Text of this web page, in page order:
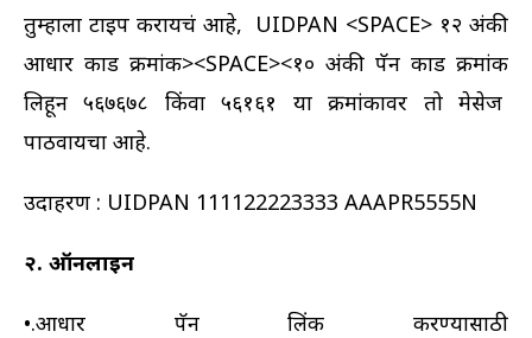
तुम्हाला टाईप करायचं आहे, UIDPAN <SPACE> १२ अंकी
आधार कार्ड क्रमांक><SPACE><१० अंकी पॅन कार्ड क्रमांक
लिहून ५६७६७८ किंवा ५६१६१ या क्रमांकावर तो मेसेज
पाठवायचा आहे.
उदाहरण : UIDPAN 111122223333 AAAPR5555N
२. ऑनलाईन
•.आधार पॅन लिंक करण्यासाठी